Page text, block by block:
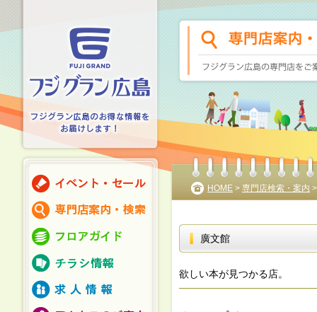
HOME > 専門店検索・案内
廣文館
欲しい本が見つかる店。